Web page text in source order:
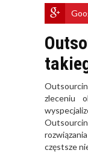
zleceniu
częstsze